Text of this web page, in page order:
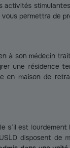
activités
permettra de
à son médecin
une résidence
en maison de
s’il est lourdement
disposent de